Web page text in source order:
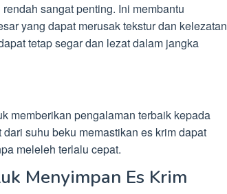
sangat penting. Ini membantu
yang dapat merusak tekstur dan kelezatan
tetap segar dan lezat dalam jangka
memberikan pengalaman terbaik kepada
suhu beku memastikan es krim dapat
meleleh terlalu cepat.
Menyimpan Es Krim